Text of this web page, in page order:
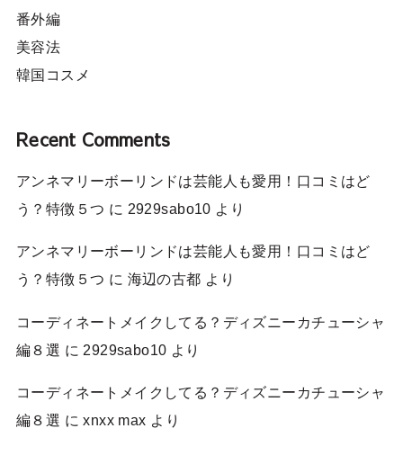
番外編
美容法
韓国コスメ
Recent Comments
アンネマリーボーリンドは芸能人も愛用！口コミはど
う？特徴５つ に 2929sabo10 より
アンネマリーボーリンドは芸能人も愛用！口コミはど
う？特徴５つ に 海辺の古都 より
コーディネートメイクしてる？ディズニーカチューシャ
編８選 に 2929sabo10 より
コーディネートメイクしてる？ディズニーカチューシャ
編８選 にxnxx max より